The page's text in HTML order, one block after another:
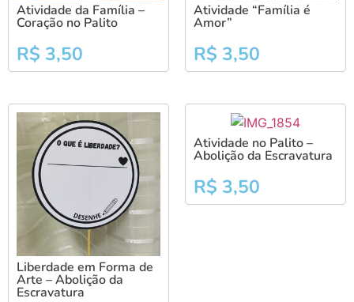
Atividade da Família –
Coração no Palito
R$ 3,50
Atividade “Família é
Amor”
R$ 3,50
Liberdade em Forma de
Arte – Abolição da
Escravatura
Atividade no Palito –
Abolição da Escravatura
R$ 3,50